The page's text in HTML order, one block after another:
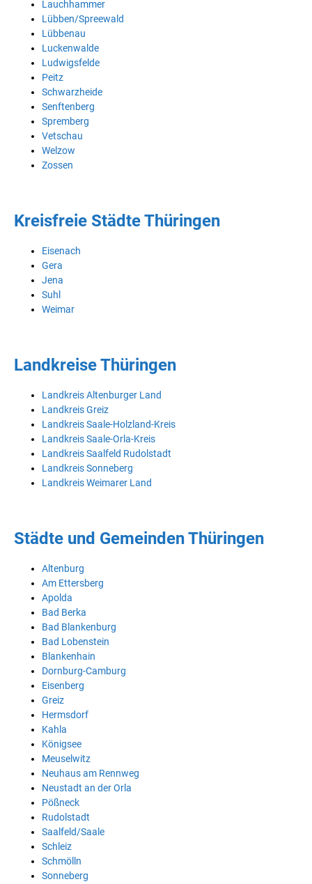
Lauchhammer
Lübben/Spreewald
Lübbenau
Luckenwalde
Ludwigsfelde
Peitz
Schwarzheide
Senftenberg
Spremberg
Vetschau
Welzow
Zossen
Kreisfreie Städte Thüringen
Eisenach
Gera
Jena
Suhl
Weimar
Landkreise Thüringen
Landkreis Altenburger Land
Landkreis Greiz
Landkreis Saale-Holzland-Kreis
Landkreis Saale-Orla-Kreis
Landkreis Saalfeld Rudolstadt
Landkreis Sonneberg
Landkreis Weimarer Land
Städte und Gemeinden Thüringen
Altenburg
Am Ettersberg
Apolda
Bad Berka
Bad Blankenburg
Bad Lobenstein
Blankenhain
Dornburg-Camburg
Eisenberg
Greiz
Hermsdorf
Kahla
Königsee
Meuselwitz
Neuhaus am Rennweg
Neustadt an der Orla
Pößneck
Rudolstadt
Saalfeld/Saale
Schleiz
Schmölln
Sonneberg